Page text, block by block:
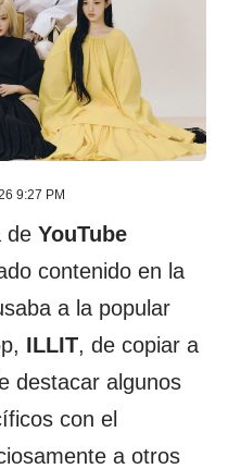
9:27 PM
de YouTube
contenido en la
a la popular
ILLIT, de copiar a
destacar algunos
con el
a otros